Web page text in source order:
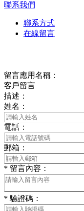
聯系我們
聯系方式
在線留言
留言應用名稱：
客戶留言
描述：
姓名：
電話：
郵箱：
* 留言內容：
* 驗證碼：